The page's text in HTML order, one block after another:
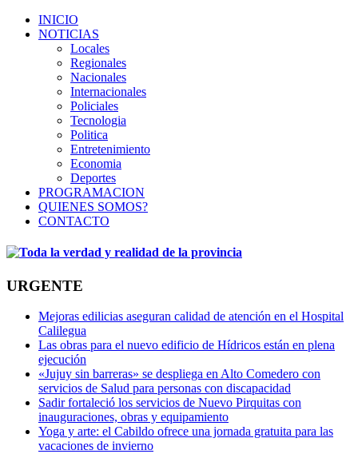
INICIO
NOTICIAS
Locales
Regionales
Nacionales
Internacionales
Policiales
Tecnologia
Politica
Entretenimiento
Economia
Deportes
PROGRAMACION
QUIENES SOMOS?
CONTACTO
URGENTE
Mejoras edilicias aseguran calidad de atención en el Hospital
Calilegua
Las obras para el nuevo edificio de Hídricos están en plena
ejecución
«Jujuy sin barreras» se despliega en Alto Comedero con
servicios de Salud para personas con discapacidad
Sadir fortaleció los servicios de Nuevo Pirquitas con
inauguraciones, obras y equipamiento
Yoga y arte: el Cabildo ofrece una jornada gratuita para las
vacaciones de invierno